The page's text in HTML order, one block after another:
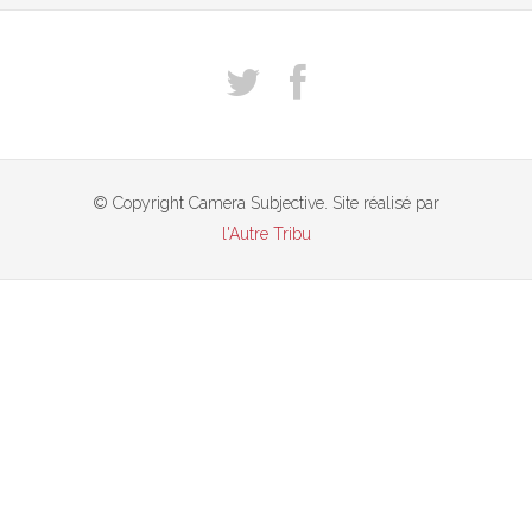
© Copyright Camera Subjective. Site réalisé par
l'Autre Tribu